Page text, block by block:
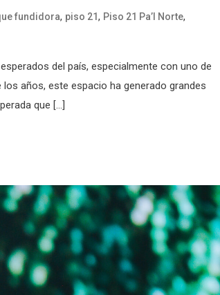
fundidora, piso 21, Piso 21 Pa’l Norte,
del país, especialmente con uno de
años, este espacio ha generado grandes
que […]